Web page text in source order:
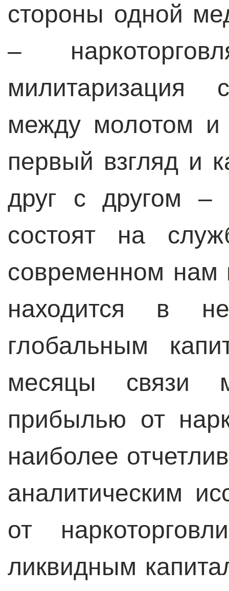
стороны одной
–
между молотом и
первый взгляд и
друг с другом
состоят на
современном нам
находится в
глобальным
месяцы связи
прибылью от
наиболее
аналитическим
от
ликвидным